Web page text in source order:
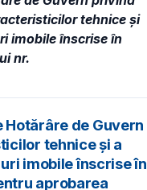
tehnice și
imobile înscrise în
nr.
de Guvern
tehnice și a
imobile înscrise în
aprobarea